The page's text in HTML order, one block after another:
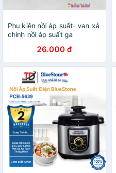
Phụ kiện nồi áp suất- van xả
chính nồi áp suất ga
26.000 đ